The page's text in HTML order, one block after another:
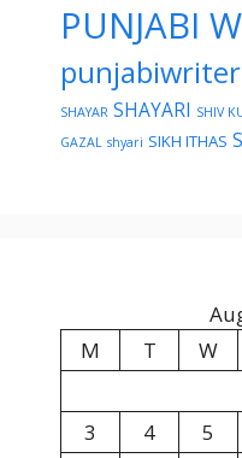
PUNJABI
SHAYAR SHAYARI SHIV
GAZAL shyari SIKH ITHAS
M
T W
3
4 5